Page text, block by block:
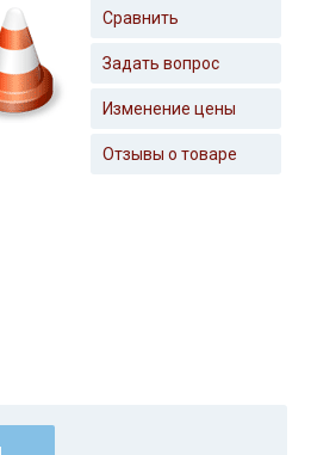
Сравнить
Задать вопрос
Изменение цены
Отзывы о товаре